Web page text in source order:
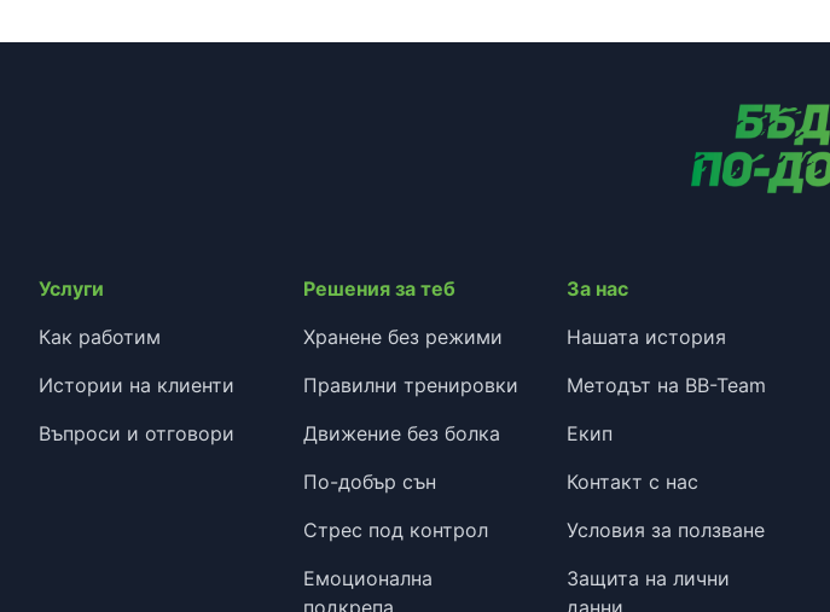
Услуги
Как работим
Истории на клиенти
Въпроси и отговори
Решения за теб
Хранене без режими
Правилни тренировки
Движение без болка
По-добър сън
Стрес под контрол
Емоционална
подкрепа
За нас
Нашата история
Методът на BB-Team
Екип
Контакт с нас
Условия за ползване
Защита на лични
данни